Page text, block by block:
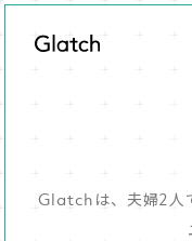
Glatchは、夫婦2人